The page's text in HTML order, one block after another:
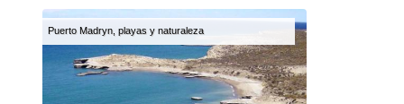
Puerto Madryn, playas y naturaleza